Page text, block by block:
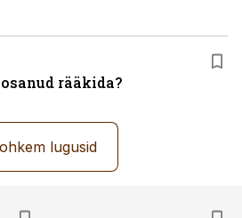
rääkida?
lugusid